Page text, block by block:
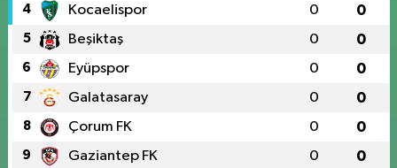
4 Kocaelispor 0 0
5 Beşiktaş 0 0
6 Eyüpspor 0 0
7 Galatasaray 0 0
8 Çorum FK 0 0
9 Gaziantep FK 0 0